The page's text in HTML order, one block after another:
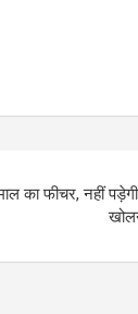
का फीचर, नहीं पड़ेगी